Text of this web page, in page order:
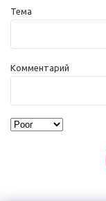
Тема
Комментарий